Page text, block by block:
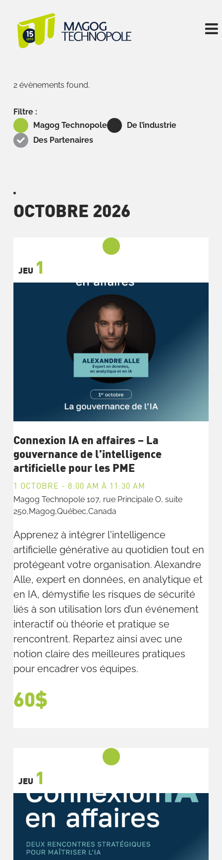
content
2 évènements found.
Filtre :
Magog Technopole
De l’industrie
Des Partenaires
OCTOBRE 2026
JEU 1
Connexion IA en affaires – La
gouvernance de l’intelligence
artificielle pour les PME
1 OCTOBRE - 8:00 AM À 11:30 AM
Magog Technopole 107, rue Principale O, suite
250,Magog,Québec,Canada
Apprenez à intégrer l'intelligence
artificielle générative au quotidien tout en
protégeant votre organisation. Alexandre
Alle, expert en données, en analytique et
en IA, démystifie les risques de sécurité
liés à son utilisation lors d’un événement
interactif où théorie et pratique se
rencontrent. Repartez ainsi avec une
notion claire des meilleures pratiques
pour encadrer vos équipes.
60$
JEU 1